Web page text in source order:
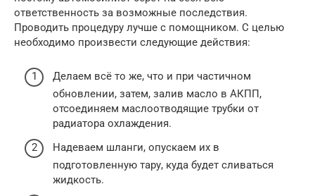
ответственность за возможные последствия.
Проводить процедуру лучше с помощником. С целью
необходимо произвести следующие действия:
Делаем всё то же, что и при частичном
обновлении, затем, залив масло в АКПП,
отсоединяем маслоотводящие трубки от
радиатора охлаждения.
Надеваем шланги, опускаем их в
подготовленную тару, куда будет сливаться
жидкость.